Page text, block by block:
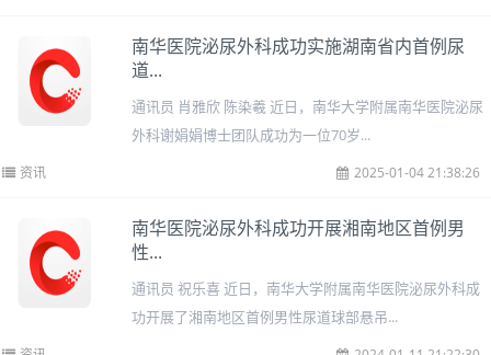
南华医院泌尿外科成功实施湖南省内首例尿
道...
通讯员 肖雅欣 陈染羲 近日，南华大学附属南华医院泌尿
外科谢娟娟博士团队成功为一位70岁...
资讯 2025-01-04 21:38:26
南华医院泌尿外科成功开展湘南地区首例男
性...
通讯员 祝乐喜 近日，南华大学附属南华医院泌尿外科成
功开展了湘南地区首例男性尿道球部悬吊...